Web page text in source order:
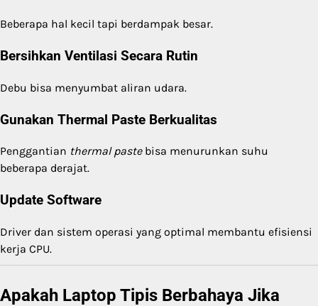
Beberapa hal kecil tapi berdampak besar.
Bersihkan Ventilasi Secara Rutin
Debu bisa menyumbat aliran udara.
Gunakan Thermal Paste Berkualitas
Penggantian thermal pastebisa menurunkan suhu
beberapa derajat.
Update Software
Driver dan sistem operasi yang optimal membantu efisiensi
kerja CPU.
Apakah Laptop Tipis Berbahaya Jika